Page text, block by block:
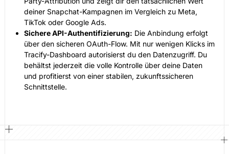
deiner Snapchat-Kampagnen im Vergleich zu Meta,
TikTok oder Google Ads.
Sichere API-Authentifizierung: Die Anbindung erfolgt
über den sicheren OAuth-Flow. Mit nur wenigen Klicks im
Tracify-Dashboard autorisierst du den Datenzugriff. Du
behältst jederzeit die volle Kontrolle über deine Daten
und profitierst von einer stabilen, zukunftssicheren
Schnittstelle.